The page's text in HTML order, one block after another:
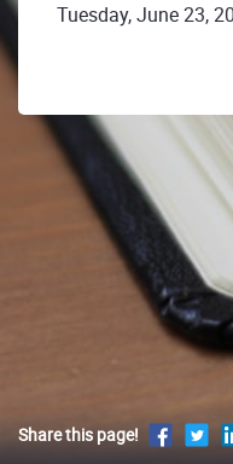
Tuesday, June 23,
Share this page!